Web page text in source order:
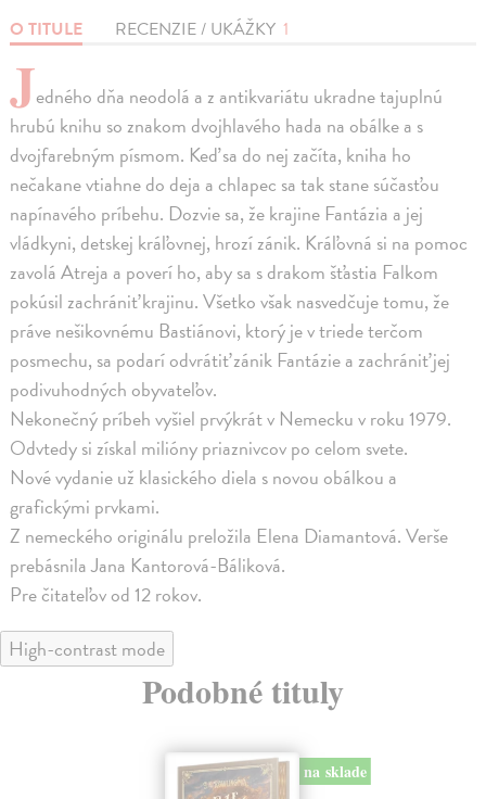
O TITULE RECENZIE / UKÁŽKY 1
Jedného dňa neodolá a z antikvariátu ukradne tajuplnú
hrubú knihu so znakom dvojhlavého hada na obálke a s
dvojfarebným písmom. Keď sa do nej začíta, kniha ho
nečakane vtiahne do deja a chlapec sa tak stane súčasťou
napínavého príbehu. Dozvie sa, že krajine Fantázia a jej
vládkyni, detskej kráľovnej, hrozí zánik. Kráľovná si na pomoc
zavolá Atreja a poverí ho, aby sa s drakom šťastia Falkom
pokúsil zachrániť krajinu. Všetko však nasvedčuje tomu, že
práve nešikovnému Bastiánovi, ktorý je v triede terčom
posmechu, sa podarí odvrátiť zánik Fantázie a zachrániť jej
podivuhodných obyvateľov.
Nekonečný príbeh vyšiel prvýkrát v Nemecku v roku 1979.
Odvtedy si získal milióny priaznivcov po celom svete.
Nové vydanie už klasického diela s novou obálkou a
grafickými prvkami.
Z nemeckého originálu preložila Elena Diamantová. Verše
prebásnila Jana Kantorová-Báliková.
Pre čitateľov od 12 rokov.
High-contrast mode
Podobné tituly
na sklade